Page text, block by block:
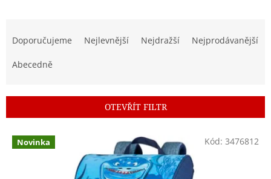
r
o
d
Doporučujeme Nejlevnější Nejdražší Nejprodávanější
Abecedně
OTEVŘÍT FILTR
V Novinka Kód: 3476812